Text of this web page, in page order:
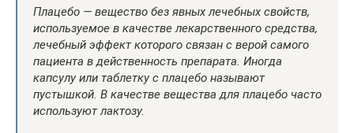
Плацебо — вещество без явных лечебных свойств,
используемое в качестве лекарственного средства,
лечебный эффект которого связан с верой самого
пациента в действенность препарата. Иногда
капсулу или таблетку с плацебо называют
пустышкой. В качестве вещества для плацебо часто
используют лактозу.